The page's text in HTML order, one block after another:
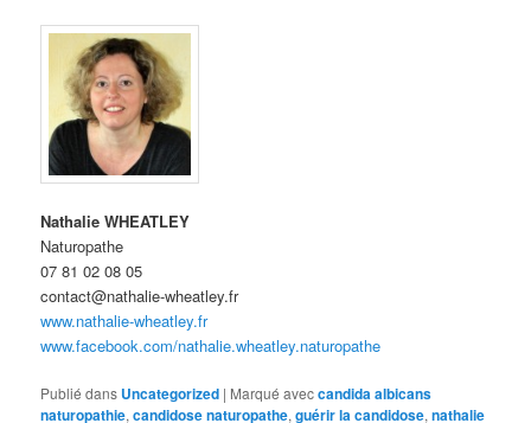
Nathalie WHEATLEY
Naturopathe
07 81 02 08 05
contact@nathalie-wheatley.fr
www.nathalie-wheatley.fr
www.facebook.com/nathalie.wheatley.naturopathe
Publié dans Uncategorized | Marqué aveccandida albicans
naturopathie,candidose naturopathe,guérir la candidose,nathalie